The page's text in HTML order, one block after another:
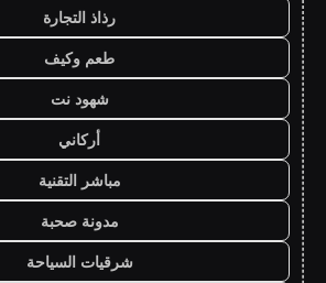
رذاذ التجارة
طعم وكيف
شهود نت
أركاني
مباشر التقنية
مدونة صحبة
شرقيات السياحة